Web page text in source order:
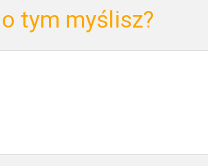
tym myślisz?